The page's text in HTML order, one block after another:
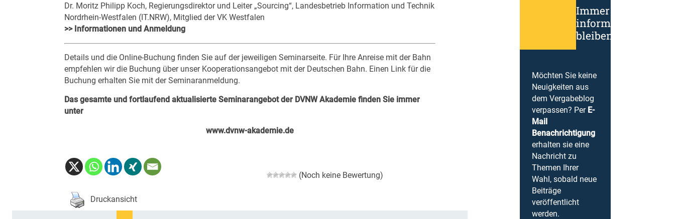
Dr. Moritz Philipp Koch, Regierungsdirektor und Leiter „Sourcing“, Landesbetrieb Information und Technik
Nordrhein-Westfalen (IT.NRW), Mitglied der VK Westfalen
>> Informationen und Anmeldung
Details und die Online-Buchung finden Sie auf der jeweiligen Seminarseite. Für Ihre Anreise mit der Bahn
empfehlen wir die Buchung über unser Kooperationsangebot mit der Deutschen Bahn. Einen Link für die
Buchung erhalten Sie mit der Seminaranmeldung.
Das gesamte und fortlaufend aktualisierte Seminarangebot der DVNW Akademie finden Sie immer
unter
www.dvnw-akademie.de
(Noch keine Bewertung)
Druckansicht
Immer
informiert
bleiben!
Möchten Sie keine
Neuigkeiten aus
dem Vergabeblog
verpassen? Per E-
Mail
Benachrichtigung
erhalten sie eine
Nachricht zu
Themen Ihrer
Wahl, sobald neue
Beiträge
veröffentlicht
werden.